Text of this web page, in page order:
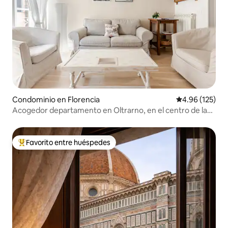
Condominio en Florencia Calificación
4.96 (125)
Acogedor departamento en Oltrarno, en el centro de la
De los mejores en Favorito entre huéspedes
Favorito entre huéspedes